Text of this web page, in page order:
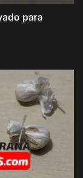
para